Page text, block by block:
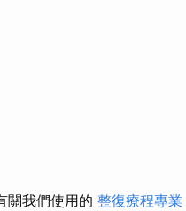
關我們使用的 整復療程專業